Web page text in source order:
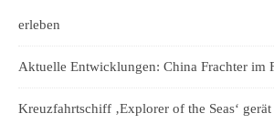
erleben
Aktuelle Entwicklungen: China Frachter im
Kreuzfahrtschiff ‚Explorer of the Seas‘